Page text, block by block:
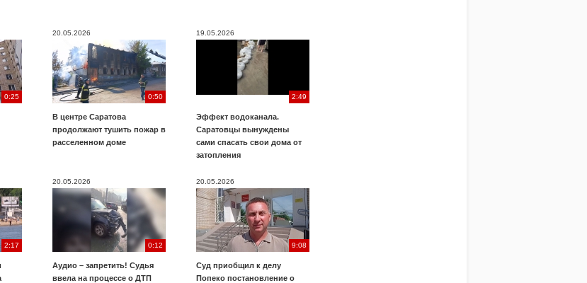
0:25
20.05.2026
0:50
В центре Саратова
продолжают тушить пожар в
расселенном доме
19.05.2026
2:49
Эффект водоканала.
Саратовцы вынуждены
сами спасать свои дома от
затопления
2:17
20.05.2026
0:12
Аудио – запретить! Судья
ввела на процессе о ДТП
20.05.2026
9:08
Суд приобщил к делу
Попеко постановление о